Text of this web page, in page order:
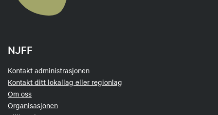
NJFF
Kontakt administrasjonen
Kontakt ditt lokallag eller regionlag
Om oss
Organisasjonen